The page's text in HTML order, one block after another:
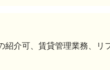
紹介可、賃貸管理業務、リ